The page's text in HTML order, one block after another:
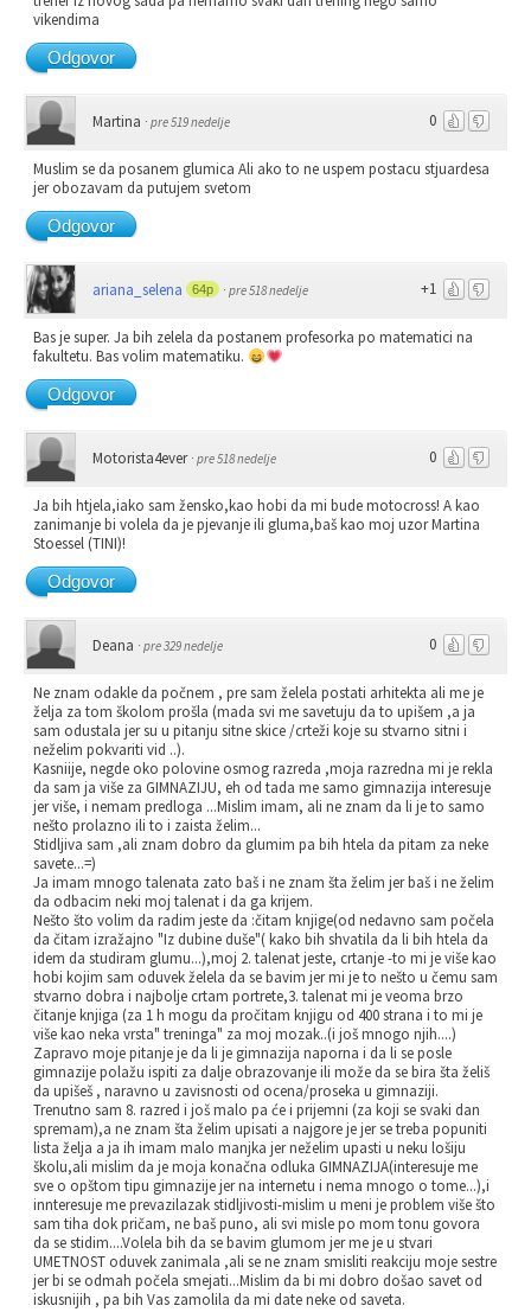
vikendima
Odgovor
0
Martina · pre 519 nedelje
Muslim se da posanem glumica Ali ako to ne uspem postacu stjuardesa
jer obozavam da putujem svetom
Odgovor
+1
ariana_selena 64p · pre 518 nedelje
Bas je super. Ja bih zelela da postanem profesorka po matematici na
fakultetu. Bas volim matematiku.
Odgovor
0
Motorista4ever · pre 518 nedelje
Ja bih htjela,iako sam žensko,kao hobi da mi bude motocross! A kao
zanimanje bi volela da je pjevanje ili gluma,baš kao moj uzor Martina
Stoessel (TINI)!
Odgovor
0
Deana · pre 329 nedelje
Ne znam odakle da počnem , pre sam želela postati arhitekta ali me je
želja za tom školom prošla (mada svi me savetuju da to upišem ,a ja
sam odustala jer su u pitanju sitne skice /crteži koje su stvarno sitni i
neželim pokvariti vid ..).
Kasniije, negde oko polovine osmog razreda ,moja razredna mi je rekla
da sam ja više za GIMNAZIJU, eh od tada me samo gimnazija interesuje
jer više, i nemam predloga ...Mislim imam, ali ne znam da li je to samo
nešto prolazno ili to i zaista želim...
Stidljiva sam ,ali znam dobro da glumim pa bih htela da pitam za neke
savete...=)
Ja imam mnogo talenata zato baš i ne znam šta želim jer baš i ne želim
da odbacim neki moj talenat i da ga krijem.
Nešto što volim da radim jeste da :čitam knjige(od nedavno sam počela
da čitam izražajno "Iz dubine duše"( kako bih shvatila da li bih htela da
idem da studiram glumu...),moj 2. talenat jeste, crtanje -to mi je više kao
hobi kojim sam oduvek želela da se bavim jer mi je to nešto u čemu sam
stvarno dobra i najbolje crtam portrete,3. talenat mi je veoma brzo
čitanje knjiga (za 1 h mogu da pročitam knjigu od 400 strana i to mi je
više kao neka vrsta" treninga" za moj mozak..(i još mnogo njih....)
Zapravo moje pitanje je da li je gimnazija naporna i da li se posle
gimnazije polažu ispiti za dalje obrazovanje ili može da se bira šta želiš
da upišeš , naravno u zavisnosti od ocena/proseka u gimnaziji.
Trenutno sam 8. razred i još malo pa će i prijemni (za koji se svaki dan
spremam),a ne znam šta želim upisati a najgore je jer se treba popuniti
lista želja a ja ih imam malo manjka jer neželim upasti u neku lošiju
školu,ali mislim da je moja konačna odluka GIMNAZIJA(interesuje me
sve o opštom tipu gimnazije jer na internetu i nema mnogo o tome...),i
innteresuje me prevazilazak stidljivosti-mislim u meni je problem više što
sam tiha dok pričam, ne baš puno, ali svi misle po mom tonu govora
da se stidim....Volela bih da se bavim glumom jer me je u stvari
UMETNOST oduvek zanimala ,ali se ne znam smisliti reakciju moje sestre
jer bi se odmah počela smejati...Mislim da bi mi dobro došao savet od
iskusnijih , pa bih Vas zamolila da mi date neke od saveta.